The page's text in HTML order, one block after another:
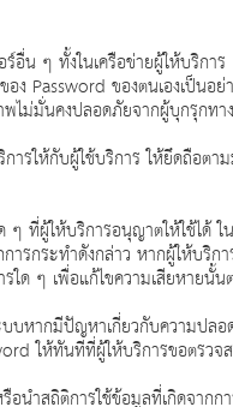
อื่น ๆ ทั้งในเครือข่ายผู้ให้บริก
Password ของตนเองเป็นอ
ไม่มั่นคงปลอดภัยจากผู้บุกรุกทา
รให้กับผู้ใช้บริการ ให้ยึดถือต
ที่ผู้ให้บริการอนุญาตให้ใช้ได้
รกระทำดังกล่าว หากผู้ให้บริ
ใด ๆ เพื่อแก้ไขความเสียหายนั้
บหากมีปัญหาเกี่ยวกับความป
ให้ทันทีที่ผู้ให้บริการขอตรวจ
นำสถิติการใช้ข้อมูลที่เกิดจาก